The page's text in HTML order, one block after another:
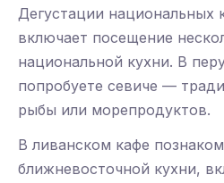
Дегустации национальных
включает посещение
национальной кухни. В
попробуете севиче —
рыбы или морепродуктов.
В ливанском кафе
ближневосточной кухни,